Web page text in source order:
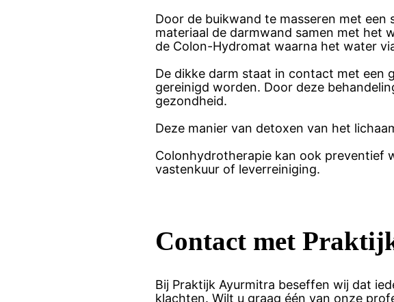
Door de buikwand te masseren met
materiaal de darmwand samen met het
de Colon-Hydromat waarna het water
De dikke darm staat in contact met een
gereinigd worden. Door deze
gezondheid.
Deze manier van detoxen van het
Colonhydrotherapie kan ook preventief
vastenkuur of leverreiniging.
Contact met
Bij Praktijk Ayurmitra beseffen wij dat
klachten. Wilt u graag één van onze